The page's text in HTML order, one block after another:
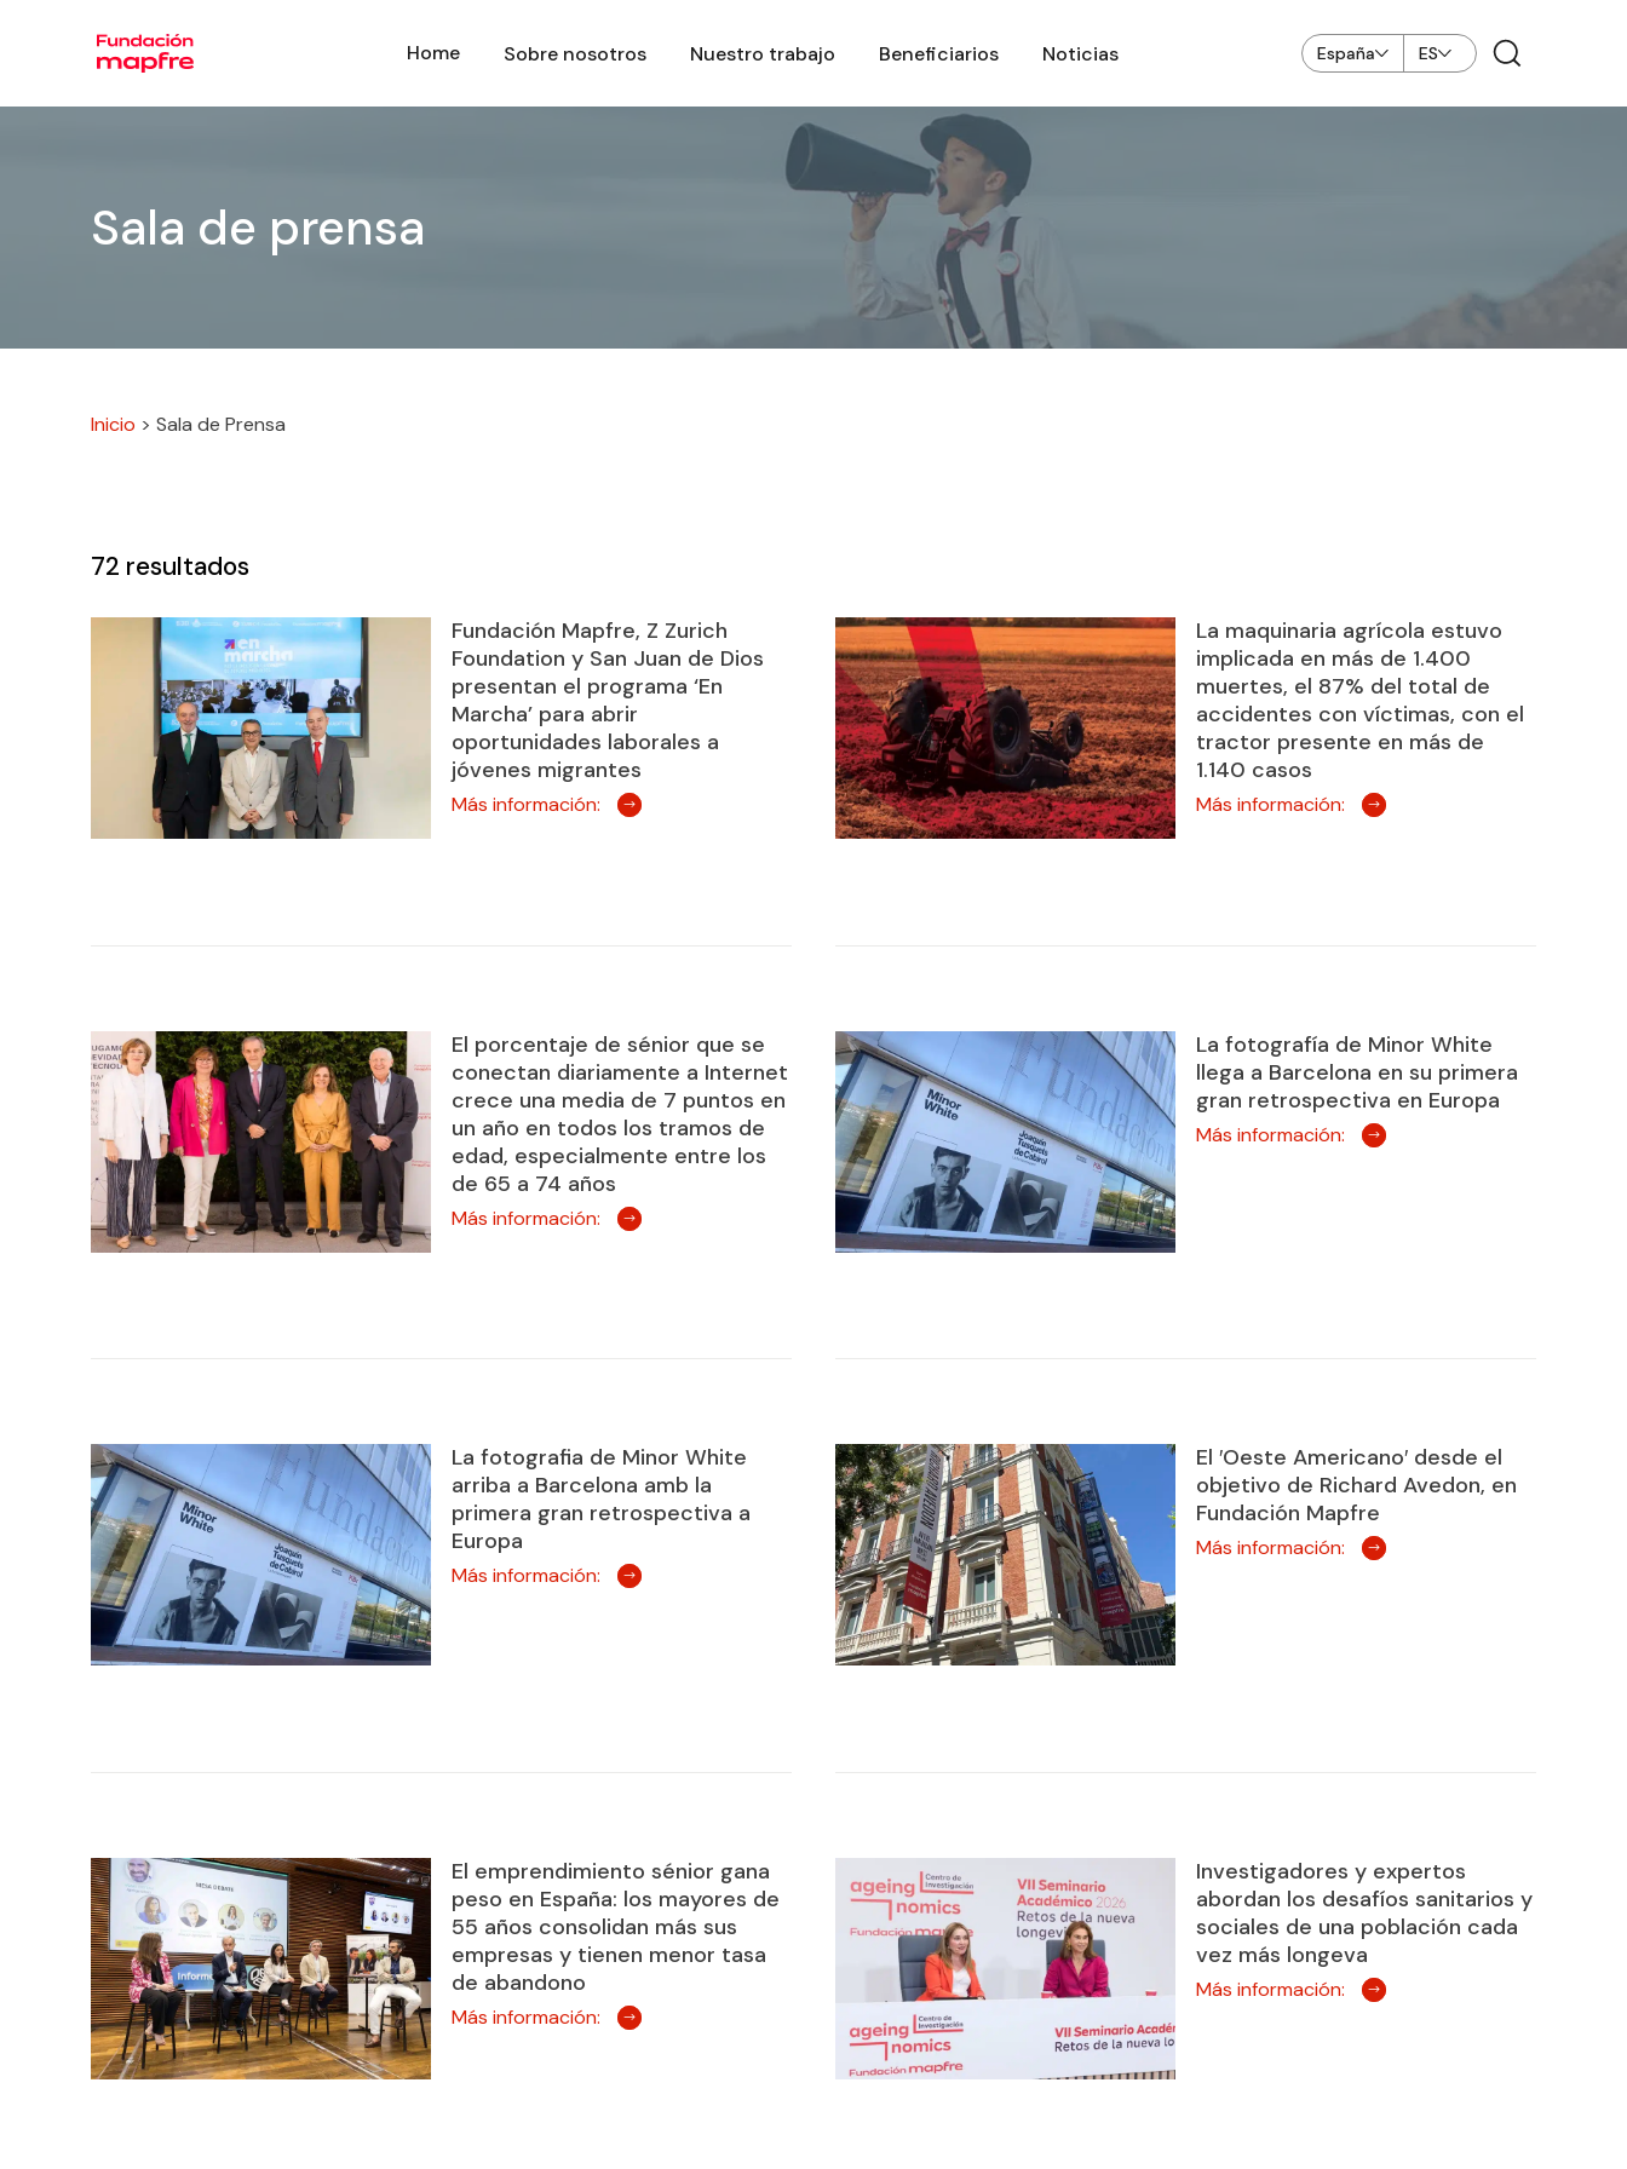
Home Sobre nosotros Nuestro trabajo Beneficiarios Noticias España ES
Sala de prensa
Inicio > Sala de Prensa
72 resultados
Fundación Mapfre, Z Zurich
Foundation y San Juan de Dios
presentan el programa ‘En
Marcha’ para abrir
oportunidades laborales a
jóvenes migrantes
Más información:
La maquinaria agrícola estuvo
implicada en más de 1.400
muertes, el 87% del total de
accidentes con víctimas, con el
tractor presente en más de
1.140 casos
Más información:
El porcentaje de sénior que se
conectan diariamente a Internet
crece una media de 7 puntos en
un año en todos los tramos de
edad, especialmente entre los
de 65 a 74 años
Más información:
La fotografía de Minor White
llega a Barcelona en su primera
gran retrospectiva en Europa
Más información:
La fotografia de Minor White
arriba a Barcelona amb la
primera gran retrospectiva a
Europa
Más información:
El ′Oeste Americano′ desde el
objetivo de Richard Avedon, en
Fundación Mapfre
Más información:
El emprendimiento sénior gana
peso en España: los mayores de
55 años consolidan más sus
empresas y tienen menor tasa
de abandono
Más información:
Investigadores y expertos
abordan los desafíos sanitarios y
sociales de una población cada
vez más longeva
Más información: